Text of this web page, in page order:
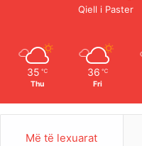
Qiell i Paster
35 ℃
Thu
36 ℃
Fri
Më të lexuarat